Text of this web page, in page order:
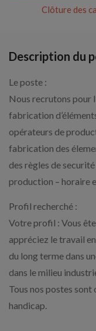
Clôture des
Description du
Le poste :
Nous recrutons pour
fabrication
opérateurs de
fabrication des
des règles de
production – horaire
Profil recherché :
Votre profil : Vous
appréciez le travail
du long terme dans
dans le milieu
Tous nos postes
handicap.